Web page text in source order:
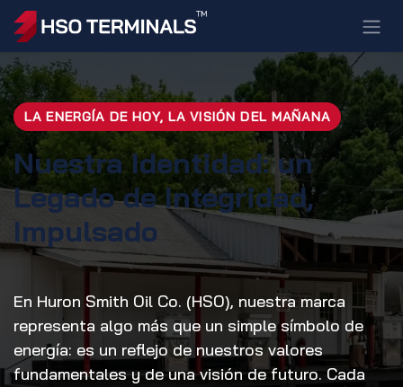
Ir al contenido
LA ENERGÍA DE HOY, LA VISIÓN DEL MAÑANA
Nuestra Identidad: un
Legado de Integridad,
Impulsado
En Huron Smith Oil Co. (HSO), nuestra marca
representa algo más que un simple símbolo de
energía: es un reflejo de nuestros valores
fundamentales y de una visión de futuro. Cada